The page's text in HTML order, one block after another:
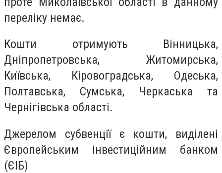
переліку немає.
Кошти отримують Вінницька,
Дніпропетровська, Житомирська,
Київська, Кіровоградська, Одеська,
Полтавська, Сумська, Черкаська та
Чернігівська області.
Джерелом субвенції є кошти, виділені
Європейським інвестиційним банком
(ЄІБ)